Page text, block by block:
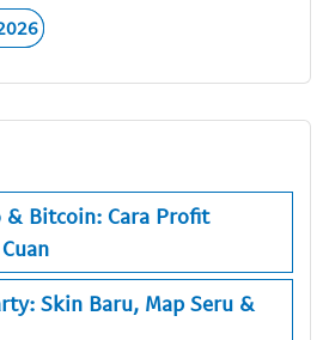
Bitcoin: Cara Profit
Skin Baru, Map Seru &